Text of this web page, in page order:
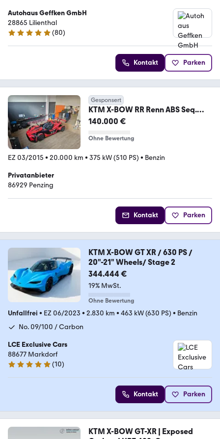
Autohaus Geffken GmbH
28865 Lilienthal
4.8 Sterne
(80)
Kontakt Parken
Gesponsert
KTM X-BOW RR Renn ABS Seq.
Getriebe Rennmotor Lift
140.000 €
Ohne Bewertung
EZ 03/2015 • 20.000 km • 375 kW (510 PS) • Benzin
Privatanbieter
86929 Penzing
Kontakt Parken
KTM X-BOW GT XR / 630 PS /
20"-21" Wheels/ Stage 2
344.444 €
19% MwSt.
Ohne Bewertung
Unfallfrei • EZ 06/2023 • 2.830 km • 463 kW (630 PS) • Benzin
No. 09/100 / Carbon
LCE Exclusive Cars
88677 Markdorf
5 Sterne
(10)
Kontakt Parken
KTM X-BOW GT-XR | Exposed